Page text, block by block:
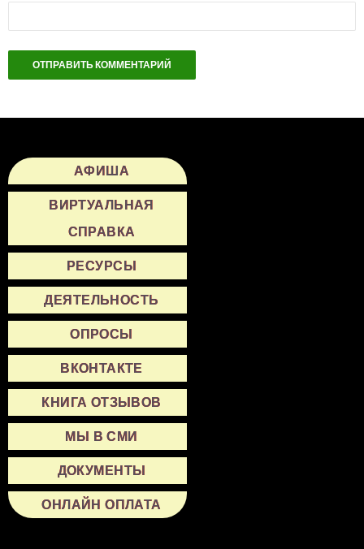
АФИША
ВИРТУАЛЬНАЯ
СПРАВКА
РЕСУРСЫ
ДЕЯТЕЛЬНОСТЬ
ОПРОСЫ
ВКОНТАКТЕ
КНИГА ОТЗЫВОВ
МЫ В СМИ
ДОКУМЕНТЫ
ОНЛАЙН ОПЛАТА